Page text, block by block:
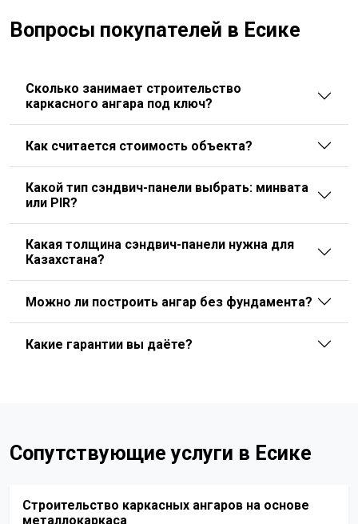
Вопросы покупателей в Есике
Сколько занимает строительство
каркасного ангара под ключ?
Как считается стоимость объекта?
Какой тип сэндвич-панели выбрать: минвата
или PIR?
Какая толщина сэндвич-панели нужна для
Казахстана?
Можно ли построить ангар без фундамента?
Какие гарантии вы даёте?
Сопутствующие услуги в Есике
Строительство каркасных ангаров на основе
металлокаркаса